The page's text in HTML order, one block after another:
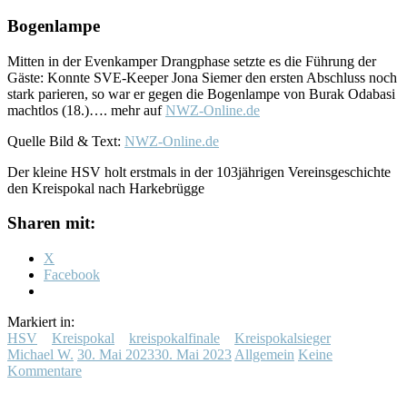
Bogenlampe
Mitten in der Evenkamper Drangphase setzte es die Führung der
Gäste: Konnte SVE-Keeper Jona Siemer den ersten Abschluss noch
stark parieren, so war er gegen die Bogenlampe von Burak Odabasi
machtlos (18.)…. mehr aufNWZ-Online.de
Quelle Bild & Text: NWZ-Online.de
Der kleine HSV holt erstmals in der 103jährigen Vereinsgeschichte
den Kreispokal nach Harkebrügge
Sharen mit:
X
Facebook
Markiert in:
HSV
Kreispokal kreispokalfinale
Kreispokalsieger
Michael W. 30. Mai 202330. Mai 2023 Allgemein Keine
Kommentare